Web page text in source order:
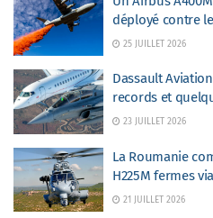
déployé contre
25 JUILLET 2026
Dassault
records et
23 JUILLET 2026
La Roumanie
H225M fermes
21 JUILLET 2026